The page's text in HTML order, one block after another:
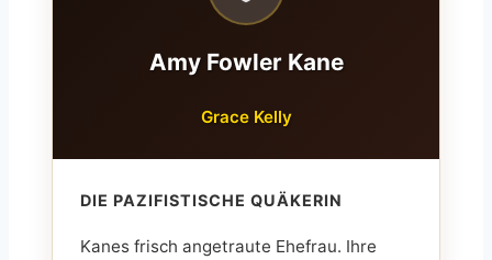
Amy Fowler Kane
Grace Kelly
DIE PAZIFISTISCHE QUÄKERIN
Kanes frisch angetraute Ehefrau. Ihre